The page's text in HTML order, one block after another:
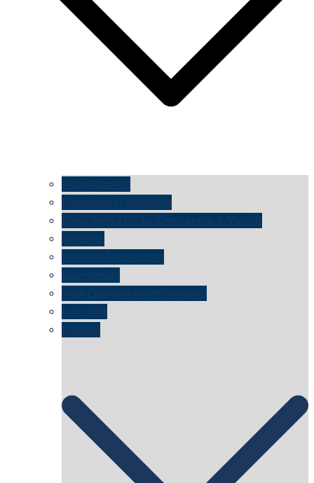
Angekommen
Menschen in Schildgen
Menschenkette für Demokratie & Vielfalt
konzerte
Karneval Monochrom
Baumgefühl
mein Chargesheimer reloaded
time shift
Istanbul